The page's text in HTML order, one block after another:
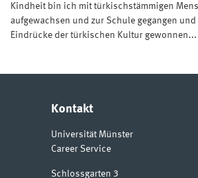
Kindheit bin ich mit türkischstämmigen
aufgewachsen und zur Schule gegangen
Eindrücke der türkischen Kultur gewonnen...
Kontakt
Universität Münster
Career Service
Schlossgarten 3